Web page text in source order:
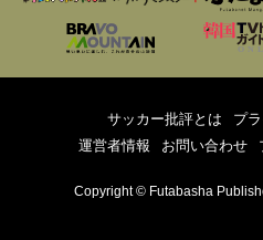
サッカー批評とは
プ
運営者情報
お問い合わせ
Copyright © Futabasha